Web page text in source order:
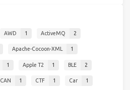
AWD 1 ActiveMQ 2
Apache-Cocoon-XML 1
1 Apple T2 1 BLE 2
CAN 1 CTF 1 Car 1